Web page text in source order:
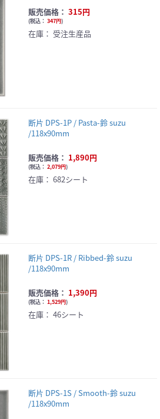
販売価格： 315円
(税込： 347円)
在庫： 受注生産品
断片 DPS-1P / Pasta-鈴 suzu
/118x90mm
販売価格： 1,890円
(税込： 2,079円)
在庫： 682シート
断片 DPS-1R / Ribbed-鈴 suzu
/118x90mm
販売価格： 1,390円
(税込： 1,529円)
在庫： 46シート
断片 DPS-1S / Smooth-鈴 suzu
/118x90mm